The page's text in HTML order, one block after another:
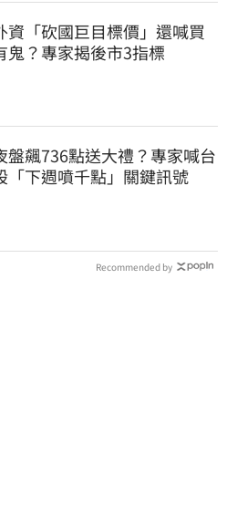
資「砍國巨目標價」還喊買
鬼？專家揭後市3指標
盤飆736點送大禮？專家喊台
「下週噴千點」關鍵訊號
Recommended by